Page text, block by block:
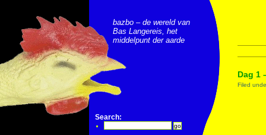
bazbo – de wereld van
Bas Langereis, het
middelpunt der aarde
Search:
Dag 1
Filed